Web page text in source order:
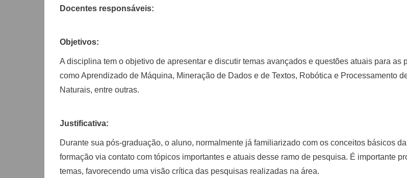
Docentes responsáveis:
Objetivos:
A disciplina tem o objetivo de apresentar e discutir temas avançados e questões atuais para
como Aprendizado de Máquina, Mineração de Dados e de Textos, Robótica e Processamento
Naturais, entre outras.
Justificativa:
Durante sua pós-graduação, o aluno, normalmente já familiarizado com os conceitos básicos
formação via contato com tópicos importantes e atuais desse ramo de pesquisa. É importante
temas, favorecendo uma visão crítica das pesquisas realizadas na área.